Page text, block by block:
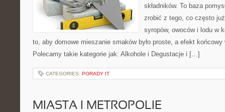
składników. To baza
zrobić z tego, co często
syropów, owoców i lodu w
to, aby domowe mieszanie smaków było proste, a efekt końcowy
Polecamy takie kategorie jak: Alkohole i Degustacje i […]
CATEGORIES: PORADY IT
MIASTA I METROPOLIE